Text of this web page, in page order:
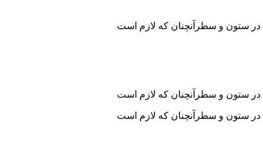
در ستون و سطرآنچنان که لازم است
در ستون و سطرآنچنان که لازم است
در ستون و سطرآنچنان که لازم است